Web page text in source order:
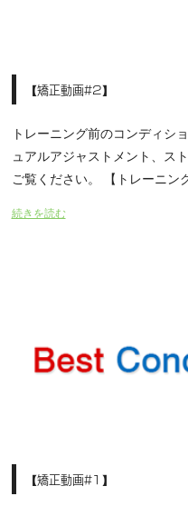
【矯正動画#2】
トレーニング前のコンディシ
ュアルアジャストメント、ス
ご覧ください。 【トレーニン
続きを読む
【矯正動画#1】